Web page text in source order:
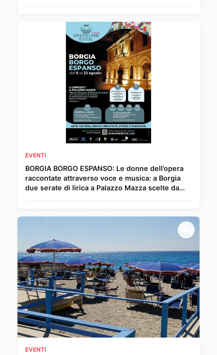
EVENTI
BORGIA BORGO ESPANSO: Le donne dell’opera
raccontate attraverso voce e musica: a Borgia
due serate di lirica a Palazzo Mazza scelte da
EVENTI